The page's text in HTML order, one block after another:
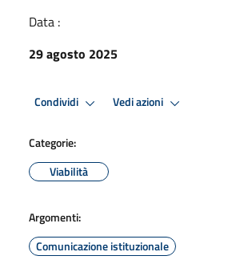
Data :
29 agosto 2025
Condividi Vedi azioni
Categorie:
Viabilità
Argomenti:
Comunicazione istituzionale